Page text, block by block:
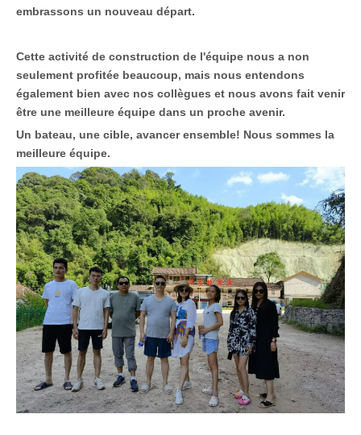
embrassons un nouveau départ.
Cette activité de construction de l'équipe nous a non
seulement profitée beaucoup, mais nous entendons
également bien avec nos collègues et nous avons fait venir
être une meilleure équipe dans un proche avenir.
Un bateau, une cible, avancer ensemble! Nous sommes la
meilleure équipe.